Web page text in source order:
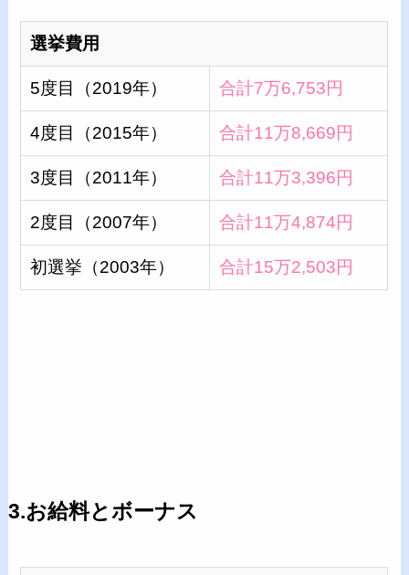
選挙費用
5度目（2019年） 合計7万6,753円
4度目（2015年） 合計11万8,669円
3度目（2011年） 合計11万3,396円
2度目（2007年） 合計11万4,874円
初選挙（2003年） 合計15万2,503円
3.お給料とボーナス